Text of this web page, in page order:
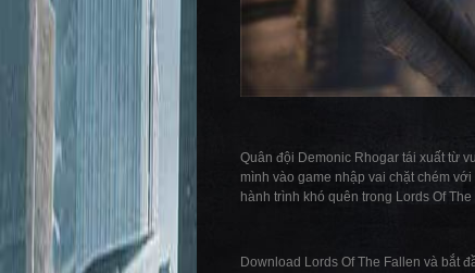
Quân đội Demonic Rhogar tái xuất từ
mình vào game nhập vai chặt chém
hành trình khó quên trong Lords Of
Download Lords Of The Fallen và bắt